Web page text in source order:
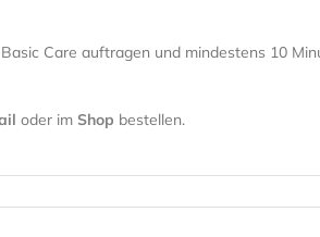
Care auftragen und mindestens 10
oder im Shop bestellen.